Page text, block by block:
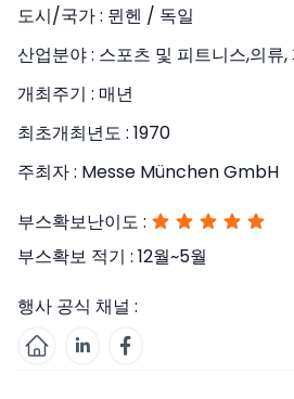
도시/국가 : 뮌헨 / 독일
산업분야 : 스포츠 및 피트니스,의류,
개최주기 : 매년
최초개최년도 : 1970
주최자 : Messe München GmbH
부스확보난이도 :
부스확보 적기 : 12월~5월
행사 공식 채널 :